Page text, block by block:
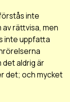
inte
rättvisa, men
inte uppfatta
det aldrig är
det; och mycket